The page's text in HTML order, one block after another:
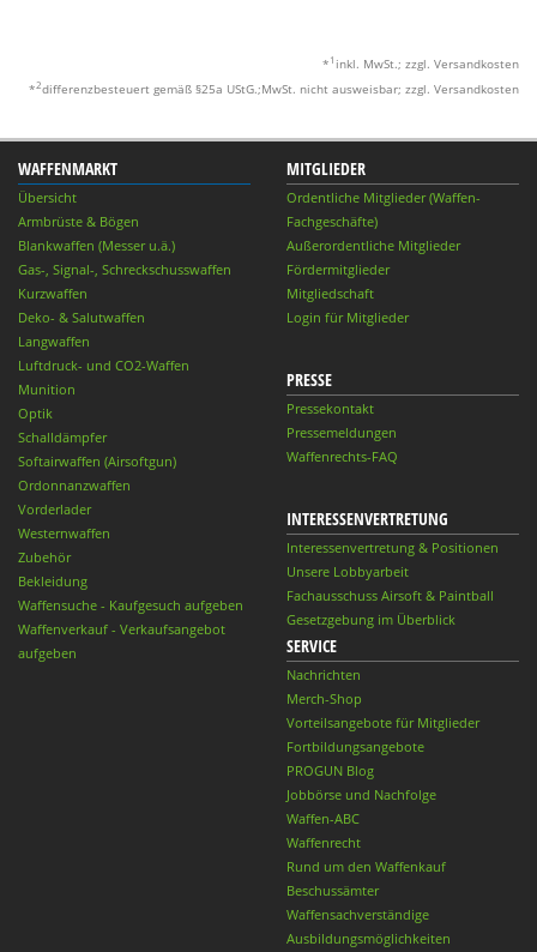
* 1 inkl. MwSt.; zzgl. Versandkosten
*2differenzbesteuert gemäß §25a UStG.;MwSt. nicht ausweisbar; zzgl. Versandkosten
WAFFENMARKT
Übersicht
Armbrüste & Bögen
Blankwaffen (Messer u.ä.)
Gas-, Signal-, Schreckschusswaffen
Kurzwaffen
Deko- & Salutwaffen
Langwaffen
Luftdruck- und CO2-Waffen
Munition
Optik
Schalldämpfer
Softairwaffen (Airsoftgun)
Ordonnanzwaffen
Vorderlader
Westernwaffen
Zubehör
Bekleidung
Waffensuche - Kaufgesuch aufgeben
Waffenverkauf - Verkaufsangebot
aufgeben
MITGLIEDER
Ordentliche Mitglieder (Waffen-
Fachgeschäfte)
Außerordentliche Mitglieder
Fördermitglieder
Mitgliedschaft
Login für Mitglieder
PRESSE
Pressekontakt
Pressemeldungen
Waffenrechts-FAQ
INTERESSENVERTRETUNG
Interessenvertretung & Positionen
Unsere Lobbyarbeit
Fachausschuss Airsoft & Paintball
Gesetzgebung im Überblick
SERVICE
Nachrichten
Merch-Shop
Vorteilsangebote für Mitglieder
Fortbildungsangebote
PROGUN Blog
Jobbörse und Nachfolge
Waffen-ABC
Waffenrecht
Rund um den Waffenkauf
Beschussämter
Waffensachverständige
Ausbildungsmöglichkeiten